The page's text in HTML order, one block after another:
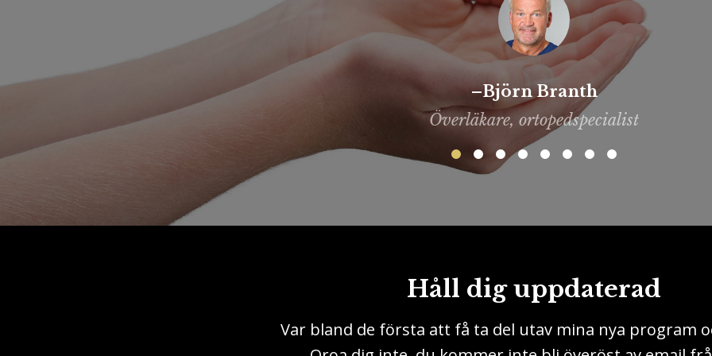
–Johan Stenbäck
Verksam som hälsofrämjare på Unionen
Var bland de första att få ta del utav mina nya program
Oroa dig inte, du kommer inte bli överöst av email